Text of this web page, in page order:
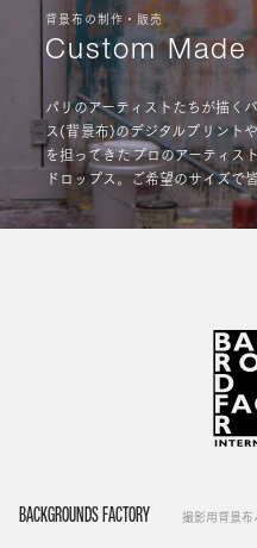
背景布の制作・販売
Custom Made
パリのアーティストたちが描く
ス(背景布)のデジタルプリント
を担ってきたプロのアーティス
ドロップス。ご希望のサイズで
BACKGROUNDS FACTORY 撮影用背景